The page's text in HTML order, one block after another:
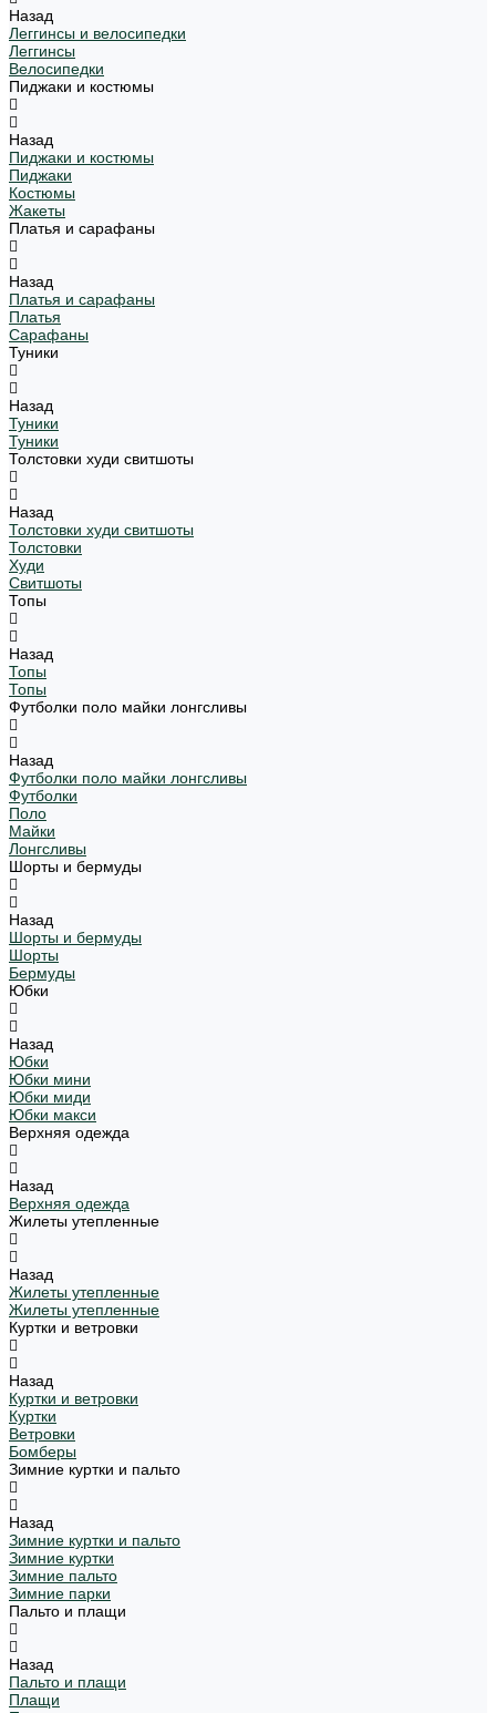
Назад
Леггинсы и велосипедки
Леггинсы
Велосипедки
Пиджаки и костюмы
Назад
Пиджаки и костюмы
Пиджаки
Костюмы
Жакеты
Платья и сарафаны
Назад
Платья и сарафаны
Платья
Сарафаны
Туники
Назад
Туники
Туники
Толстовки худи свитшоты
Назад
Толстовки худи свитшоты
Толстовки
Худи
Свитшоты
Топы
Назад
Топы
Топы
Футболки поло майки лонгсливы
Назад
Футболки поло майки лонгсливы
Футболки
Поло
Майки
Лонгсливы
Шорты и бермуды
Назад
Шорты и бермуды
Шорты
Бермуды
Юбки
Назад
Юбки
Юбки мини
Юбки миди
Юбки макси
Верхняя одежда
Назад
Верхняя одежда
Жилеты утепленные
Назад
Жилеты утепленные
Жилеты утепленные
Куртки и ветровки
Назад
Куртки и ветровки
Куртки
Ветровки
Бомберы
Зимние куртки и пальто
Назад
Зимние куртки и пальто
Зимние куртки
Зимние пальто
Зимние парки
Пальто и плащи
Назад
Пальто и плащи
Плащи